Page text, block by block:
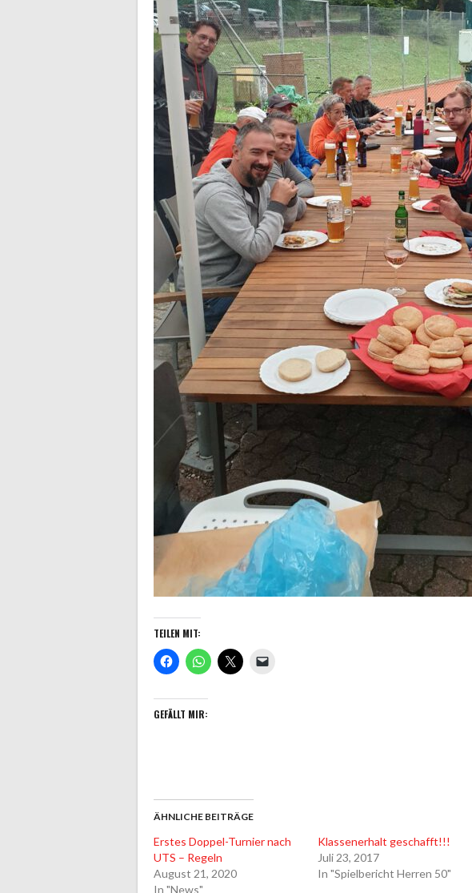
TEILEN MIT:
GEFÄLLT MIR:
ÄHNLICHE BEITRÄGE
Erstes Doppel-Turnier nach
UTS – Regeln
August 21, 2020
In "News"
Klassenerhalt geschafft!!!
Juli 23, 2017
In "Spielbericht Herren 50"